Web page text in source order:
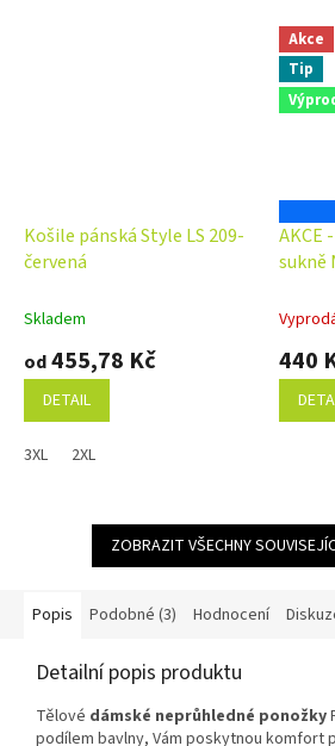
Košile pánská Style LS 209-
červená
Skladem
od455,78 Kč
DETAIL
3XL 2XL
Akce
Tip
AKCE
sukně
440
ZOBRAZIT VŠECHNY
Popis Podobné (3) Hodnocení
Detailní popis produktu
Tělové dámské neprůhledné ponožky
podílem bavlny, Vám poskytnou komfort